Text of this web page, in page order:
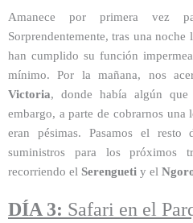
Amanece por primera vez
Sorprendentemente, tras una
han cumplido su función
mínimo. Por la mañana, nos
Victoria, donde había algún
embargo, a parte de cobrarnos
eran pésimas. Pasamos el
suministros para los próximos
recorriendo el Serengueti y el
DÍA 3: Safari en el